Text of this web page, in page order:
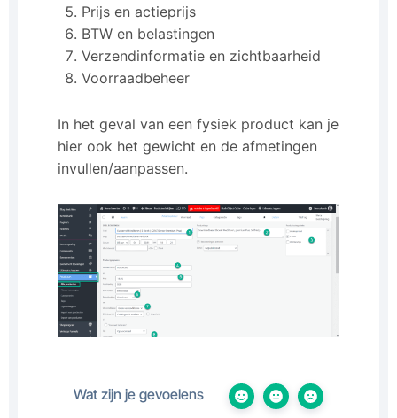
Prijs en actieprijs
BTW en belastingen
Verzendinformatie en zichtbaarheid
Voorraadbeheer
In het geval van een fysiek product kan je
hier ook het gewicht en de afmetingen
invullen/aanpassen.
Wat zijn je gevoelens